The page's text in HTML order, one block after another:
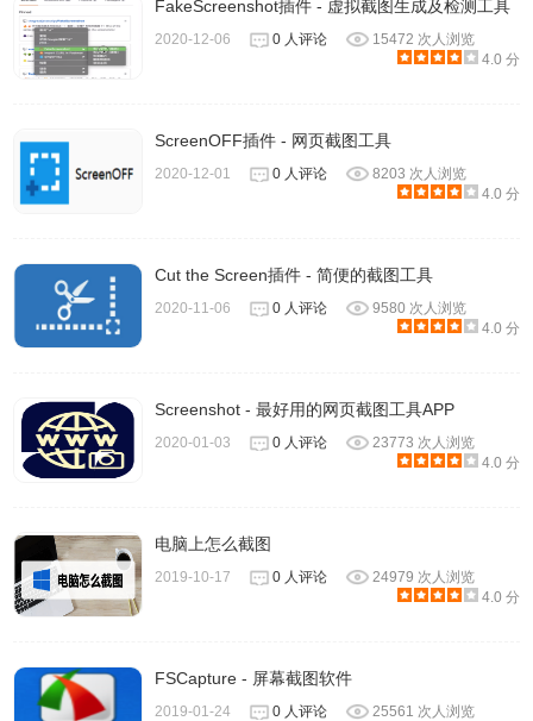
FakeScreenshot插件 - 虚拟截图生成及检测工具
2020-12-06 0 人评论
15472 次人浏览
4.0 分
ScreenOFF插件 - 网页截图工具
2020-12-01 0 人评论
8203 次人浏览
4.0 分
Cut the Screen插件 - 简便的截图工具
2020-11-06 0 人评论
9580 次人浏览
4.0 分
Screenshot - 最好用的网页截图工具APP
2020-01-03 0 人评论
23773 次人浏览
4.0 分
电脑上怎么截图
2019-10-17 0 人评论
24979 次人浏览
4.0 分
FSCapture - 屏幕截图软件
2019-01-24 0 人评论
25561 次人浏览